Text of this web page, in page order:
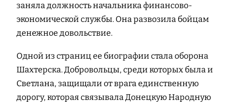
заняла должность начальника финансово-
экономической службы. Она развозила бойцам
денежное довольствие.
Одной из страниц ее биографии стала оборона
Шахтерска. Добровольцы, среди которых была и
Светлана, защищали от врага единственную
дорогу, которая связывала Донецкую Народную